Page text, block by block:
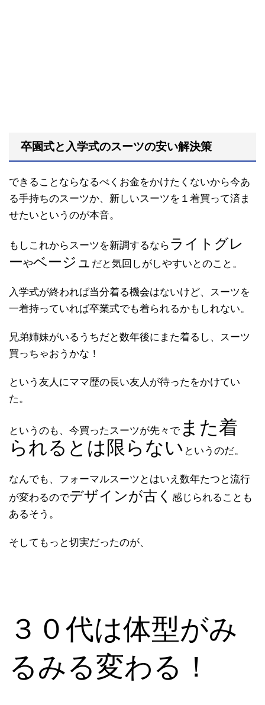
卒園式と入学式のスーツの安い解決策
できることならなるべくお金をかけたくないから今あ
る手持ちのスーツか、新しいスーツを１着買って済ま
せたいというのが本音。
もしこれからスーツを新調するなら ライトグレ
ーやベージュ だと気回しがしやすいとのこと。
入学式が終われば当分着る機会はないけど、スーツを
一着持っていれば卒業式でも着られるかもしれない。
兄弟姉妹がいるうちだと数年後にまた着るし、スーツ
買っちゃおうかな！
という友人にママ歴の長い友人が待ったをかけてい
た。
というのも、今買ったスーツが先々でまた着
られるとは限らない というのだ。
なんでも、フォーマルスーツとはいえ数年たつと流行
が変わるのでデザインが古く 感じられることも
あるそう。
そしてもっと切実だったのが、
３０代は体型がみ
るみる変わる！